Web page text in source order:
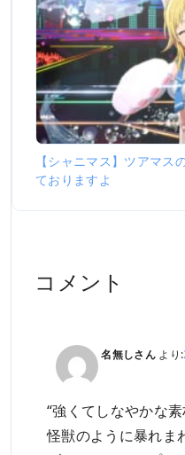
【シャニマス】ツアマス
ておりますよ
コメント
名無しさん より:
“強くてしなやかな
怪獣のように暴れま